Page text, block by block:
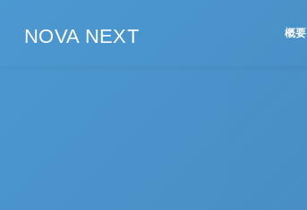
NOVA NEXT 概要